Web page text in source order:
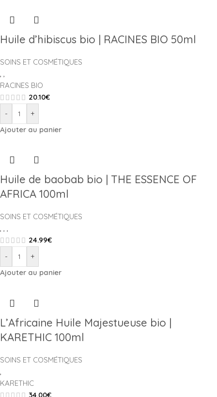
Huile d’hibiscus bio | RACINES BIO 50ml
SOINS ET COSMÉTIQUES
RACINES BIO
20.10€
-
+
Ajouter au panier
Huile de baobab bio | THE ESSENCE OF
AFRICA 100ml
SOINS ET COSMÉTIQUES
, , ,
24.99€
-
+
Ajouter au panier
L’Africaine Huile Majestueuse bio |
KARETHIC 100ml
SOINS ET COSMÉTIQUES
KARETHIC
34.00€